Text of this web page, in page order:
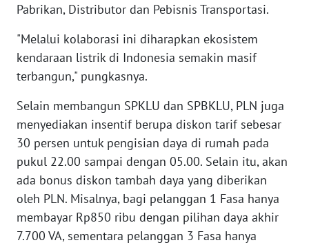
Pabrikan, Distributor dan Pebisnis Transportasi.
"Melalui kolaborasi ini diharapkan ekosistem
kendaraan listrik di Indonesia semakin masif
terbangun," pungkasnya.
Selain membangun SPKLU dan SPBKLU, PLN juga
menyediakan insentif berupa diskon tarif sebesar
30 persen untuk pengisian daya di rumah pada
pukul 22.00 sampai dengan 05.00. Selain itu, akan
ada bonus diskon tambah daya yang diberikan
oleh PLN. Misalnya, bagi pelanggan 1 Fasa hanya
membayar Rp850 ribu dengan pilihan daya akhir
7.700 VA, sementara pelanggan 3 Fasa hanya
NIAS
WN
WN
TAPANULI
SELATAN
WN
TANJUNG
LESUNG